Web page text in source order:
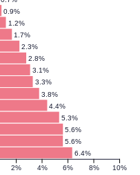
6.4%
5.6%
5.6%
5.3%
4.4%
3.8%
3.3%
3.1%
2.8%
2.3%
1.7%
1.2%
0.9%
2% 4% 6% 8% 10%